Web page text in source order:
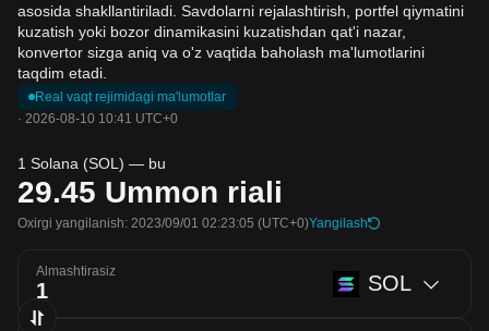
asosida shakllantiriladi. Savdolarni rejalashtirish, portfel qiymatini
kuzatish yoki bozor dinamikasini kuzatishdan qat'i nazar,
konvertor sizga aniq va o'z vaqtida baholash ma'lumotlarini
taqdim etadi.
Real vaqt rejimidagi ma'lumotlar
· 2026-08-10 10:41 UTC+0
1 Solana (SOL) — bu
29.45 Ummon riali
Oxirgi yangilanish: 2023/09/01 02:23:05 (UTC+0)Yangilash
Almashtirasiz SOL